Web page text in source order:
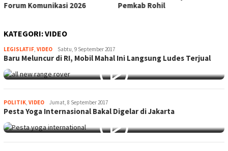
Forum Komunikasi 2026
Pemkab Rohil
KATEGORI:VIDEO
LEGISLATIF VIDEO adminq#
Sabtu, 9 September 2017
Baru Meluncur di RI, Mobil Mahal Ini Langsung Ludes Terjual
POLITIK VIDEO adminq#
Jumat, 8 September 2017
Pesta Yoga Internasional Bakal Digelar di Jakarta